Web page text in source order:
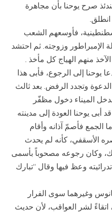
صرح يوحنا بأن مجاهرة
فأوسعهم الشعب
الإمبراطور وزوجته. ثم احتشد
منهم الهياج كل مأخذ .
يوحنا إلى الرجوع، فأبى هذا
وتجدد الرفض. بعد ثالث
الميناء دخول مظفّر
أبى يوحنا العودة إلى مدينته
فأصمّ آذانه وأقام
الأسقفي، كأنه لم يحدث
وكان رجوعه مصحوباً بأسمى
وعظ فيها وقال “تبارك
وغيرهما سوى الفرار
لشر العواقب، لأن حديث